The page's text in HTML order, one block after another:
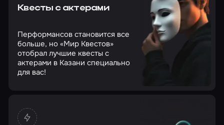
Квесты с актерами
Перформансов становится все
больше, но «Мир Квестов»
отобрал лучшие квесты с
актерами в Казани специально
для вас!